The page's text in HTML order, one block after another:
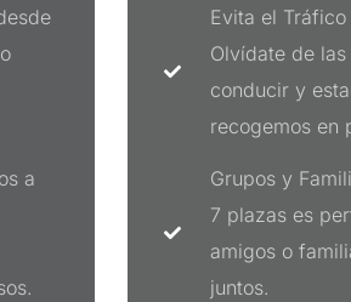
a
Evita el
Olvídate de
conducir y
recogemos en
Grupos y
7 plazas es
amigos o
juntos.